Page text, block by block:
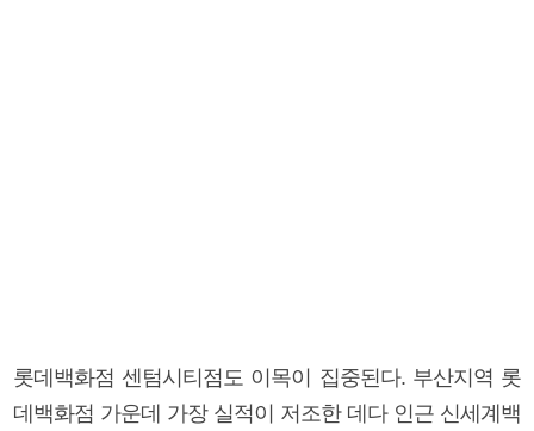
롯데백화점 센텀시티점도 이목이 집중된다. 부산지역 롯
데백화점 가운데 가장 실적이 저조한 데다 인근 신세계백